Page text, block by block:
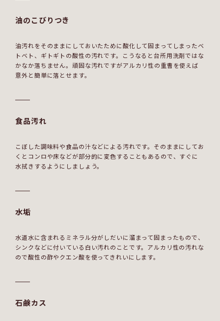
油のこびりつき
油汚れをそのままにしておいたために酸化して固まってしまったベ
トベト、ギトギトの酸性の汚れです。こうなると台所用洗剤ではな
かなか落ちません。頑固な汚れですがアルカリ性の重曹を使えば
意外と簡単に落とせます。
食品汚れ
こぼした調味料や食品の汁などによる汚れです。そのままにしてお
くとコンロや床などが部分的に変色することもあるので、すぐに
水拭きするようにしましょう。
水垢
水道水に含まれるミネラル分がしだいに溜まって固まったもので、
シンクなどに付いている白い汚れのことです。アルカリ性の汚れな
ので酸性の酢やクエン酸を使ってきれいにします。
石鹸カス